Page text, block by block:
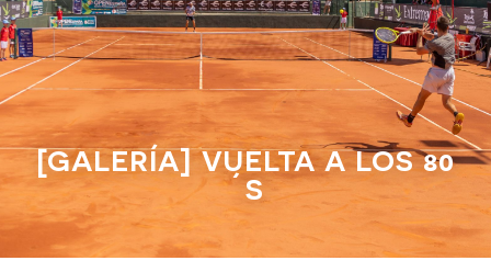
[GALERÍA] VUELTA A LOS 80
´S